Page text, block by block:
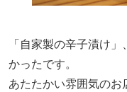
「自家製の辛子漬け
かったです。
あたたかい雰囲気のお